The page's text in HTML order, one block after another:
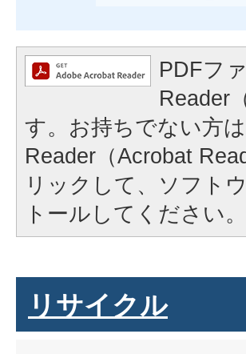
PDFフ
Reader
す。お持ちでない方
Reader（Acrobat
リックして、ソフト
トールしてください。
リサイクル